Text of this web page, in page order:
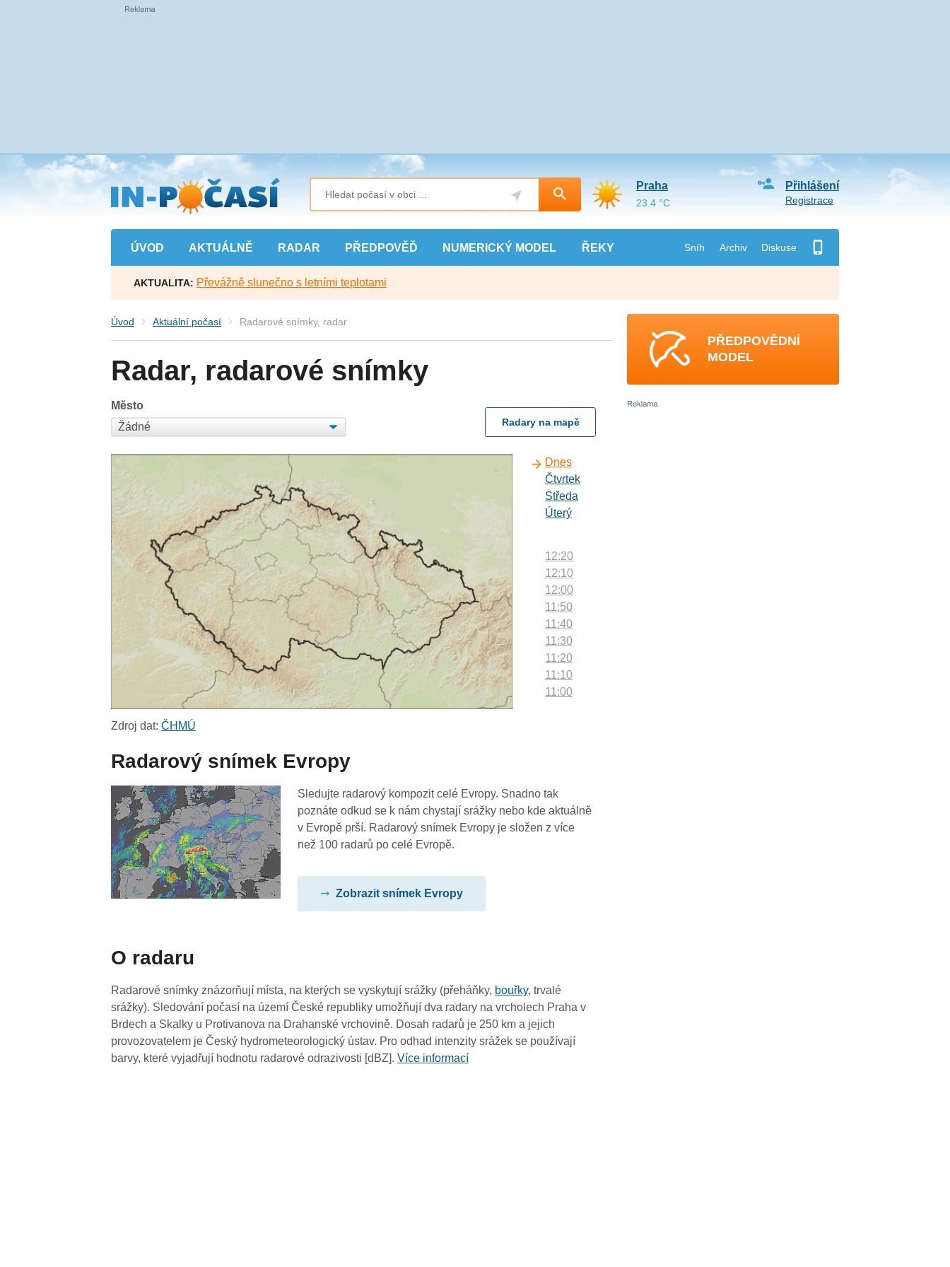
Přejít
na
hlavní
obsah
ÚVOD AKTUÁLNĚ RADAR PŘEDPOVĚĎ NUMERICKÝ MODEL ŘEKY Sníh Archiv Diskuse
Přihlášení
Registrace
Praha
23.4 °C
AKTUALITA: Převážně slunečno s letními teplotami
Úvod Aktuální počasí Radarové snímky, radar
Radar, radarové snímky
Město
Radary na mapě
Dnes
Čtvrtek
Středa
Úterý
12:20
12:10
12:00
11:50
11:40
11:30
11:20
11:10
11:00
10:00
09:50
09:40
08:00
07:50
07:40
07:30
Zdroj dat:ČHMÚ
Radarový snímek Evropy
Sledujte radarový kompozit celé Evropy. Snadno tak
poznáte odkud se k nám chystají srážky nebo kde aktuálně
v Evropě prší. Radarový snímek Evropy je složen z více
než 100 radarů po celé Evropě.
Zobrazit snímek Evropy
O radaru
Radarové snímky znázorňují místa, na kterých se vyskytují srážky (přeháňky, bouřky, trvalé
srážky). Sledování počasí na území České republiky umožňují dva radary na vrcholech Praha v
Brdech a Skalky u Protivanova na Drahanské vrchovině. Dosah radarů je 250 km a jejich
provozovatelem je Český hydrometeorologický ústav. Pro odhad intenzity srážek se používají
barvy, které vyjadřují hodnotu radarové odrazivosti [dBZ].Více informací
PŘEDPOVĚDNÍ
MODEL